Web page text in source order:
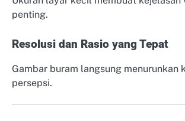
penting.
Resolusi dan Rasio yang Tepat
Gambar buram langsung menurunkan
persepsi.